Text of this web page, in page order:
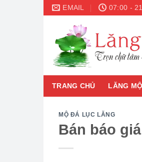
Skip
content
EMAIL 07:00 -
TRANG CHỦ LĂNG
MỘ ĐÁ LỤC LĂNG
Bán báo